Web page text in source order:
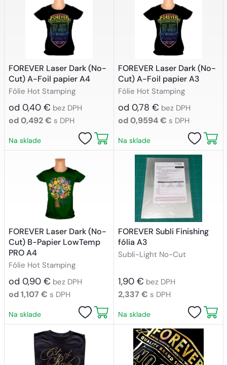
FOREVER Laser Dark (No-
Cut) A-Foil papier A4
Fólie Hot Stamping
od 0,40 € bez DPH
od 0,492 € s DPH
Na sklade
FOREVER Laser Dark (No-
Cut) A-Foil papier A3
Fólie Hot Stamping
od 0,78 € bez DPH
od 0,9594 € s DPH
Na sklade
FOREVER Laser Dark (No-
Cut) B-Papier LowTemp
PRO A4
Fólie Hot Stamping
od 0,90 € bez DPH
od 1,107 € s DPH
Na sklade
FOREVER Subli Finishing
fólia A3
Subli-Light No-Cut
1,90 € bez DPH
2,337 € s DPH
Na sklade